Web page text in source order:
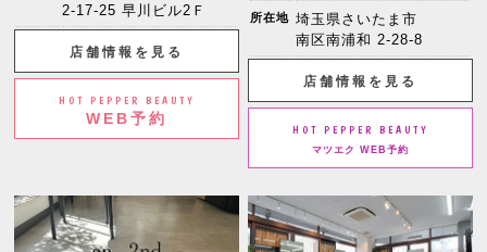
2-17-25 早川ビル2Ｆ
店舗情報を見る
HOT PEPPER BEAUTY
WEB予約
所在地 埼玉県さいたま市
南区南浦和 2-28-8
店舗情報を見る
HOT PEPPER BEAUTY
マツエク WEB予約